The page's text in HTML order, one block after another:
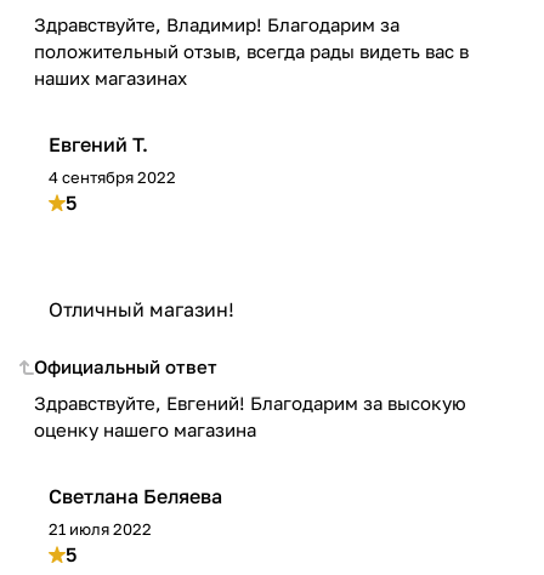
Здравствуйте, Владимир! Благодарим за
положительный отзыв, всегда рады видеть вас в
наших магазинах
Евгений Т.
4 сентября 2022
5
Отличный магазин!
Официальный ответ
Здравствуйте, Евгений! Благодарим за высокую
оценку нашего магазина
Светлана Беляева
21 июля 2022
5